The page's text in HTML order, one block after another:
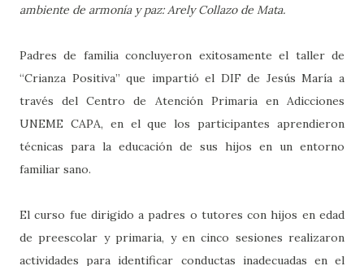
ambiente de armonía y paz: Arely Collazo de Mata.
Padres de familia concluyeron exitosamente el taller de
“Crianza Positiva” que impartió el DIF de Jesús María a
través del Centro de Atención Primaria en Adicciones
UNEME CAPA, en el que los participantes aprendieron
técnicas para la educación de sus hijos en un entorno
familiar sano.
El curso fue dirigido a padres o tutores con hijos en edad
de preescolar y primaria, y en cinco sesiones realizaron
actividades para identificar conductas inadecuadas en el